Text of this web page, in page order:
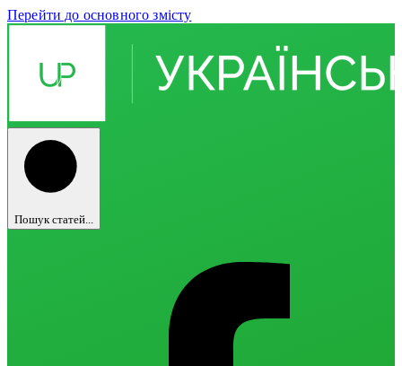
Перейти до основного змісту
Пошук статей...